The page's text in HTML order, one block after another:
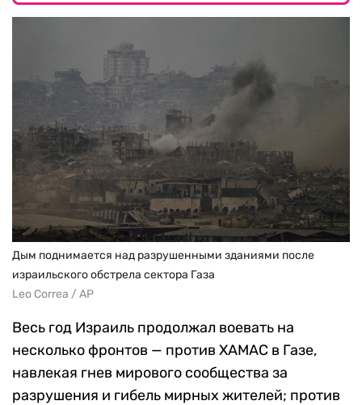
Дым поднимается над разрушенными зданиями после
израильского обстрела сектора Газа
Leo Correa / AP
Весь год Израиль продолжал воевать на
несколько фронтов — против ХАМАС в Газе,
навлекая гнев мирового сообщества за
разрушения и гибель мирных жителей; против